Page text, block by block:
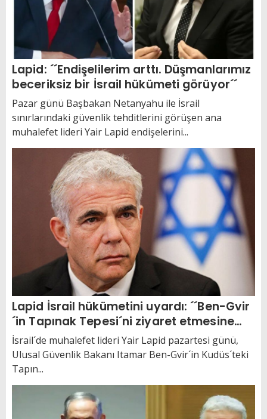
Lapid: ´´Endişelilerim arttı. Düşmanlarımız
beceriksiz bir İsrail hükümeti görüyor´´
Pazar günü Başbakan Netanyahu ile İsrail
sınırlarındaki güvenlik tehditlerini görüşen ana
muhalefet lideri Yair Lapid endişelerini...
Lapid İsrail hükümetini uyardı: ´´Ben-Gvir
´in Tapınak Tepesi´ni ziyaret etmesine
izin verilmemeli´´
İsrail´de muhalefet lideri Yair Lapid pazartesi günü,
Ulusal Güvenlik Bakanı Itamar Ben-Gvir´in Kudüs´teki
Tapın...